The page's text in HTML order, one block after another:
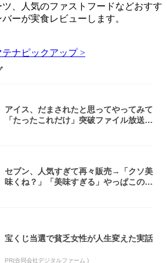
、人気のファストフードなどおすす
ーが実食レビューします。
ナピックアップ >
アイス、だまされたと思ってやってみて
「たったこれだけ」突破ファイル放送で
セブン、人気すぎて再々販売→「クソ美
味くね？」「美味すぎる」やっぱこのク
宝くじ当選で貧乏女性が人生変えた実話
PR(合同会社デジタルファーム )